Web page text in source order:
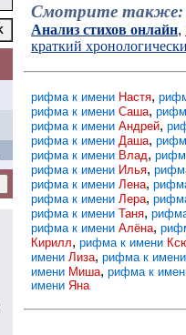
Смотрите также:
Анализ стихов онлайн,
краткий
рифма к имени Настя,
рифма к имени Саша,
рифма к имени Андрей,
рифма к имени Даша,
рифма к имени Влад,
рифма к имени Илья,
рифма к имени Лена,
рифма к имени Лера,
рифма к имени Таня,
рифма к имени Алёна,
Кирилл, рифма к имени
имени Лиза, рифма к
имени Миша, рифма к
имени Яна